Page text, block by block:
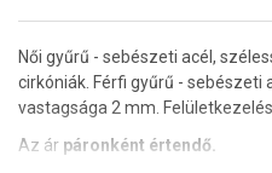
Női gyűrű - sebészeti acél,
cirkóniák. Férfi gyűrű - sebészeti
vastagsága 2 mm.
Az ár páronként értendő.